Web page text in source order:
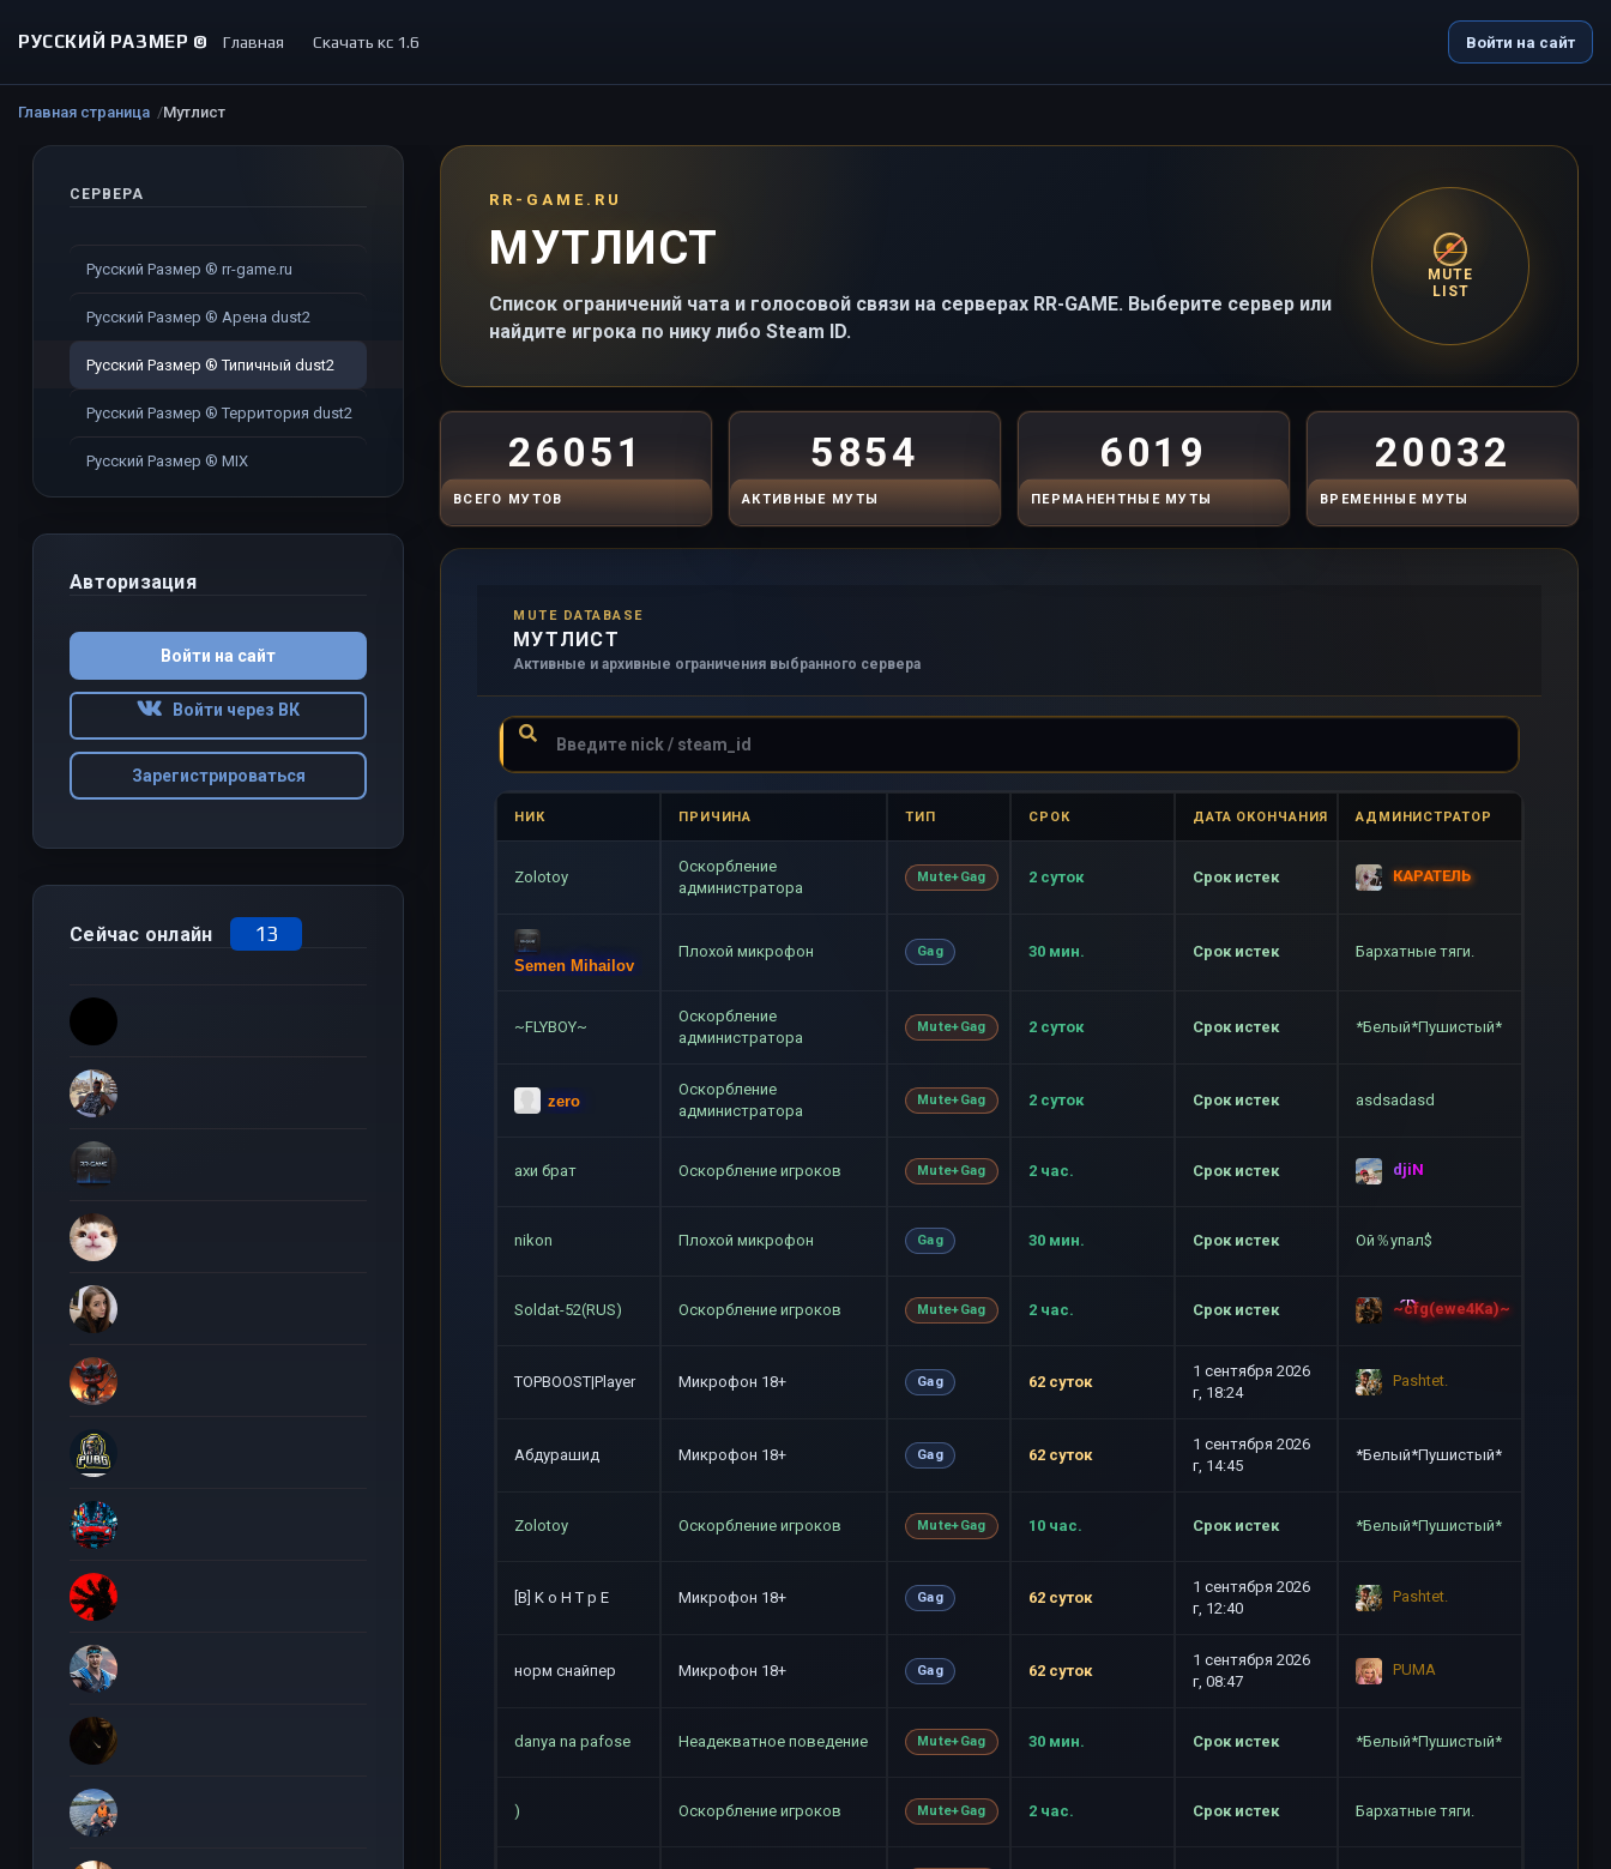
РУССКИЙ РАЗМЕР © Главная Скачать кс 1.6 Войти на сайт
Главная страница Мутлист
СЕРВЕРА
Русский Размер ® rr-game.ru
Русский Размер ® Арена dust2
Русский Размер ® Типичный dust2
Русский Размер ® Территория dust2
Русский Размер ® MIX
Авторизация
Войти на сайт
Войти через ВК
Зарегистрироваться
Сейчас онлайн 13
RR-GAME.RU
МУТЛИСТ
Список ограничений чата и голосовой связи на серверах RR-GAME. Выберите сервер или
найдите игрока по нику либо Steam ID.
MUTE
LIST
26051
ВСЕГО МУТОВ
5854
АКТИВНЫЕ МУТЫ
6019
ПЕРМАНЕНТНЫЕ МУТЫ
20032
ВРЕМЕННЫЕ МУТЫ
MUTE DATABASE
МУТЛИСТ
Активные и архивные ограничения выбранного сервера
НИК ПРИЧИНА ТИП СРОК ДАТА ОКОНЧАНИЯ АДМИНИСТРАТОР
Zolotoy
Оскорбление
администратора
Mute+Gag 2 суток Срок истек КАРАТЕЛЬ
Semen Mihailov
Плохой микрофон Gag 30 мин. Срок истек Бархатные тяги.
~FLYBOY~
Оскорбление
администратора
Mute+Gag 2 суток Срок истек *Белый*Пушистый*
zero
Оскорбление
администратора
Mute+Gag 2 суток Срок истек asdsadasd
ахи брат Оскорбление игроков Mute+Gag 2 час. Срок истек djiN
nikon Плохой микрофон Gag 30 мин. Срок истек Ой％упал$
Soldat-52(RUS) Оскорбление игроков Mute+Gag 2 час. Срок истек ~cfg(ewe4Ka)~
TOPBOOST|Player Микрофон 18+ Gag 62 суток
1 сентября 2026
г, 18:24
Pashtet.
Абдурашид Микрофон 18+ Gag 62 суток
1 сентября 2026
г, 14:45
*Белый*Пушистый*
Zolotoy Оскорбление игроков Mute+Gag 10 час. Срок истек *Белый*Пушистый*
[B] K o H T p E Микрофон 18+ Gag 62 суток
1 сентября 2026
г, 12:40
Pashtet.
норм снайпер Микрофон 18+ Gag 62 суток
1 сентября 2026
г, 08:47
PUMA
danya na pafose Неадекватное поведение Mute+Gag 30 мин. Срок истек *Белый*Пушистый*
) Оскорбление игроков Mute+Gag 2 час. Срок истек Бархатные тяги.